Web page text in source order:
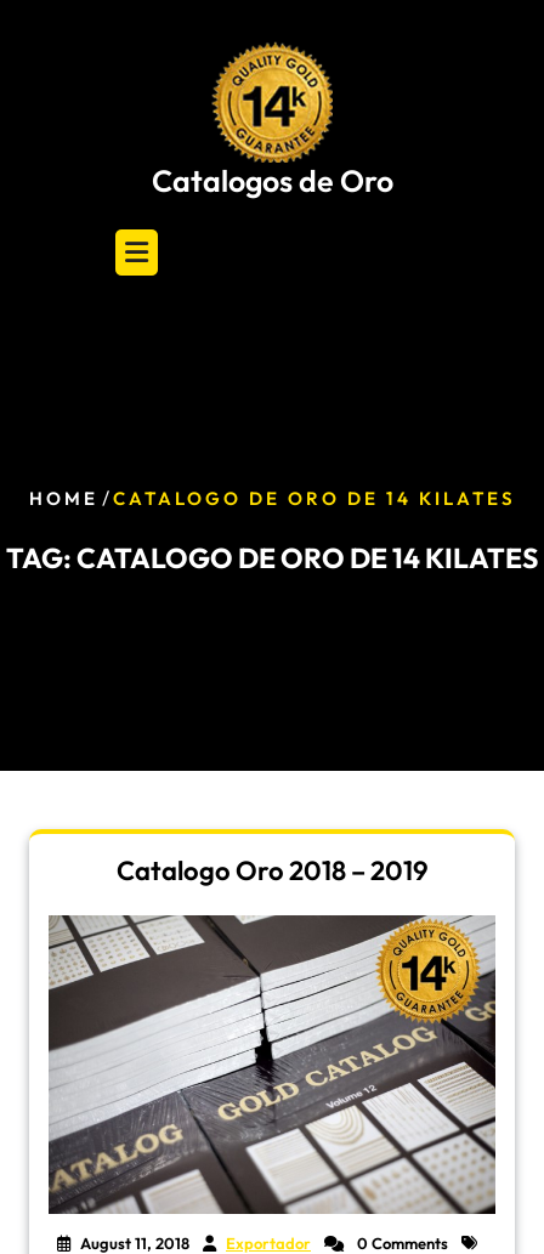
Catalogos de Oro
HOME /CATALOGO DE ORO DE 14 KILATES
TAG:CATALOGO DE ORO DE 14 KILATES
Catalogo Oro 2018 – 2019
August 11, 2018 Exportador
0 Comments